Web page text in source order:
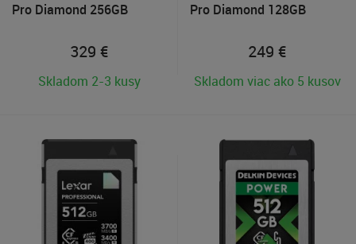
Pro Diamond 256GB
329 €
Skladom 2-3 kusy
Pro Diamond 128GB
249 €
Skladom viac ako 5 kusov